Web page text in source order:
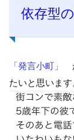
依存型
「発言小町」
たいと思いま